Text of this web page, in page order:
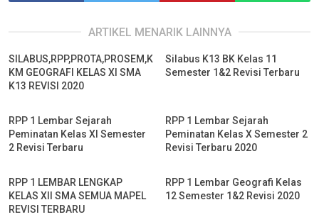
ARTIKEL MENARIK LAINNYA
SILABUS,RPP,PROTA,PROSEM,K
KM GEOGRAFI KELAS XI SMA
K13 REVISI 2020
Silabus K13 BK Kelas 11
Semester 1&2 Revisi Terbaru
RPP 1 Lembar Sejarah
Peminatan Kelas XI Semester
2 Revisi Terbaru
RPP 1 Lembar Sejarah
Peminatan Kelas X Semester 2
Revisi Terbaru 2020
RPP 1 LEMBAR LENGKAP
KELAS XII SMA SEMUA MAPEL
REVISI TERBARU
RPP 1 Lembar Geografi Kelas
12 Semester 1&2 Revisi 2020